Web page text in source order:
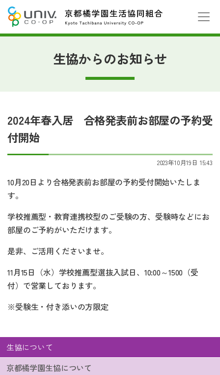
生協からのお知らせ
2024年春入居 合格発表前お部屋の予約受
付開始
2023年10月19日 15:43
10月20日より合格発表前お部屋の予約受付開始いたしま
す。
学校推薦型・教育連携校型のご受験の方、受験時などにお
部屋のご予約がいただけます。
是非、ご活用くださいませ。
11月15日（水）学校推薦型選抜入試日、10:00～1500（受
付）で営業しております。
※受験生・付き添いの方限定
生協について
京都橘学園生協について